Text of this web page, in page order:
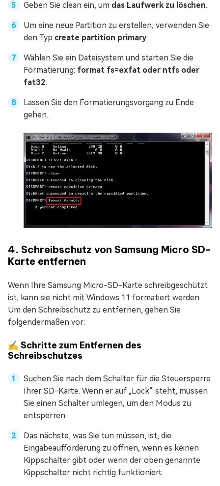
Geben Sie clean ein, um das Laufwerk zu löschen.
Um eine neue Partition zu erstellen, verwenden Sie
den Typ create partition primary.
Wählen Sie ein Dateisystem und starten Sie die
Formatierung: format fs=exfat oder ntfs oder
fat32.
Lassen Sie den Formatierungsvorgang zu Ende
gehen.
4. Schreibschutz von Samsung Micro SD-
Karte entfernen
Wenn Ihre Samsung Micro-SD-Karte schreibgeschützt
ist, kann sie nicht mit Windows 11 formatiert werden.
Um den Schreibschutz zu entfernen, gehen Sie
folgendermaßen vor:
✍ Schritte zum Entfernen des
Schreibschutzes
Suchen Sie nach dem Schalter für die Steuersperre
Ihrer SD-Karte. Wenn er auf „Lock“ steht, müssen
Sie einen Schalter umlegen, um den Modus zu
entsperren.
Das nächste, was Sie tun müssen, ist, die
Eingabeaufforderung zu öffnen, wenn es keinen
Kippschalter gibt oder wenn der oben genannte
Kippschalter nicht richtig funktioniert.